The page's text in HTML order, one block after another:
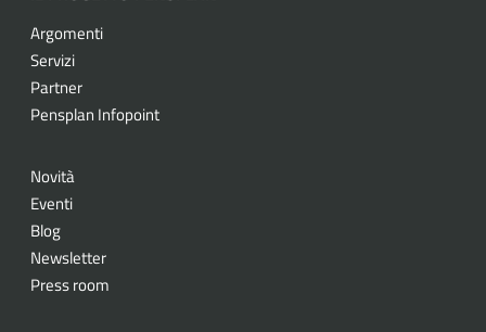
Argomenti
Servizi
Partner
Pensplan Infopoint
Novità
Eventi
Blog
Newsletter
Press room